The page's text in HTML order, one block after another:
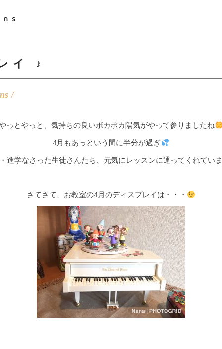
イ ♪
っとやっと、気持ちの良いポカポカ陽気がやって参りましたね
4月もあっという間に半分が過ぎ
進学なさった生徒さんたち、元気にレッスンに通ってくれてい
さてさて、お教室の4月のディスプレイは・・・